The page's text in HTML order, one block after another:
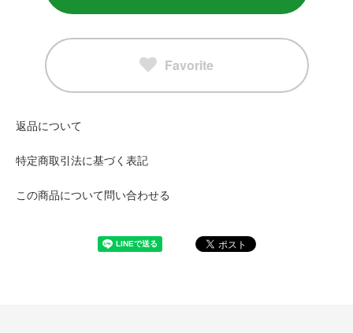
Favorite
返品について
特定商取引法に基づく表記
この商品について問い合わせる